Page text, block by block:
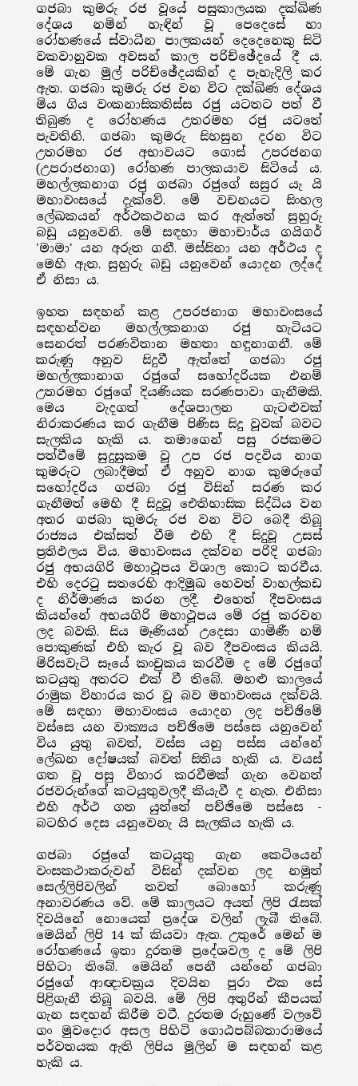
ගජබා කුමරු රජ වූයේ පසුකාලයක දක්ඛිණ
දේශය නමින් හැඳින් වූ පෙදෙසේ හා
රෝහණයේ ස්වාධීන පාලකයන් දෙදෙනෙකු සිටි
වකවානුවක අවසන් කාල පරිච්ඡේදයේ දී ය.
මේ ගැන මුල් පරිච්ඡේදයකින් ද පැහැදිලි කර
ඇත. ගජබා කුමරු රජ වන විට දක්ඛිණ දේශය
මිය ගිය වංකනාසිකතිස්ස රජු යටතට පත් වී
තිබුණ ද රෝහණය උතරමහ රජු යටතේ
පැවතිනි. ගජබා කුමරු සිහසුන දරන විට
උතරමහ රජ අභාවයට ගොස් උපරජනග
(උපරාජනාග) රෝහණ පාලකයාව සිටියේ ය.
මහල්ලකනාග රජු ගජබා රජුගේ සසුර යැ යි
මහාවංසයේ දැක්වේ. මේ වචනයට සිංහල
ලේඛකයන් අර්ථකථනය කර ඇත්තේ සුහුරු
බඩු යනුවෙනි. මේ සඳහා මහාචාර්ය ගයිගර්
'මාමා' යන අරුත ගනී. මස්සිනා යන අර්ථය ද
මෙහි ඇත. සුහුරු බඩු යනුවෙන් යොදන ලද්දේ
ඒ නිසා ය.
ඉහත සඳහන් කළ උපරජනාග මහාවංසයේ
සඳහන්වන මහල්ලකනාග රජු හැටියට
සෙනරත් පරණවිතාන මහතා හඳුනාගනී. මේ
කරුණු අනුව සිදුවී ඇත්තේ ගජබා රජු
මහල්ලකානාග රජුගේ සහෝදරියක එනම්
උතරමහ රජුගේ දියණියක සරණපාවා ගැනීමකි.
මෙය වැදගත් දේශපාලන ගැටළුවක්
නිරාකරණය කර ගැනීම පිණිස සිදු වූවක් බවට
සැලකිය හැකි ය. තමාගෙන් පසු රජකමට
පත්වීමේ සුදුසුකම වූ උප රජ පදවිය නාග
කුමරුට ලබාදීමත් ඒ අනුව නාග කුමරුගේ
සහෝදරිය ගජබා රජු විසින් සරණ කර
ගැනීමත් මෙහි දී සිදුවූ ඓතිහාසික සිද්ධිය වන
අතර ගජබා කුමරු රජ වන විට බෙදී තිබූ
රාජ්‍යය එක්සත් වීම එහි දී සිදුවූ උසස්
ප්‍රතිඵලය විය. මහාවංසය දක්වන පරිදි ගජබා
රජු අභයගිරි මහාථූපය විශාල කොට කරවීය.
එහි දෙරටු සතරෙහි ආදිමුඛ හෙවත් වාහල්කඩ
ද නිර්මාණය කරන ලදී. එහෙත් දීපවංසය
කියන්නේ අභයගිරි මහාථූපය මේ රජු කරවන
ලද බවකි. සිය මෑණියන් උදෙසා ගාමිණී නම්
පොකුණක් එහි කැර වූ බව දීපවංසය කියයි.
මිරිසවැටි සෑයේ කංචුකය කරවීම ද මේ රජුගේ
කටයුතු අතරට එක් වී තිබේ. මහළු කාලයේ
රාමුක විහාරය කර වූ බව මහාවංසය දක්වයි.
මේ සඳහා මහාවංසය යොදන ලද පච්ඡිමේ
වස්සෙ යන වාක්‍යය පච්ඡිමෙ පස්සෙ යනුවෙන්
විය යුතු බවත්, වස්ස යනු පස්ස යන්නේ
ලේඛන දෝෂයක් බවත් සිතිය හැකි ය. වයස්
ගත වූ පසු විහාර කරවීමක් ගැන වෙනත්
රජවරුන්ගේ කටයුතුවලදී කියැවී ද නැත. එනිසා
එහි අර්ථ ගත යුත්තේ පච්ඡිමෙ පස්සෙ -
බටහිර දෙස යනුවෙනැ යි සැලකිය හැකි ය.
ගජබා රජුගේ කටයුතු ගැන කෙටියෙන්
වංසකථාකරුවන් විසින් දක්වන ලද නමුත්
සෙල්ලිපිවලින් තවත් බොහෝ කරුණු
අනාවරණය වේ. මේ කාලයට අයත් ලිපි රැසක්
දිවයිනේ නොයෙක් ප්‍රදේශ වලින් ලැබී තිබේ.
මෙයින් ලිපි 14 ක් කියවා ඇත. උතුරේ මෙන් ම
රෝහණයේ ඉතා දුරතම ප්‍රදේශවල ද මේ ලිපි
පිහිටා තිබේ. මෙයින් පෙනී යන්නේ ගජබා
රජුගේ ආඥාචක්‍රය දිවයින පුරා එක සේ
පිළිගැනී තිබූ බවයි. මේ ලිපි අතුරින් කීපයක්
ගැන සඳහන් කිරීම වටී. දුරතම රුහුණේ වලවේ
ගං මුවදොර අසල පිහිටි ගොඨපබ්බතාරාමයේ
පර්වතයක ඇති ලිපිය මුලින් ම සඳහන් කළ
හැකි ය.